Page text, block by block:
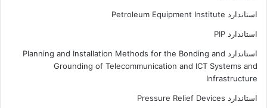
استاندارد Petroleum Equipment Institute
استاندارد PIP
استاندارد Planning and Installation Methods for the Bonding and
Grounding of Telecommunication and ICT Systems and
Infrastructure
استاندارد Pressure Relief Devices